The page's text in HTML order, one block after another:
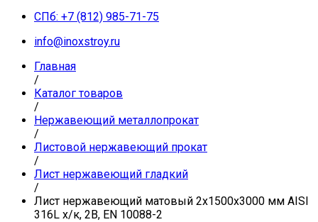
СПб: +7 (812) 985-71-75
info@inoxstroy.ru
Главная
/
Каталог товаров
/
Нержавеющий металлопрокат
/
Листовой нержавеющий прокат
/
Лист нержавеющий гладкий
/
Лист нержавеющий матовый 2х1500х3000 мм AISI
316L х/к, 2B, EN 10088-2